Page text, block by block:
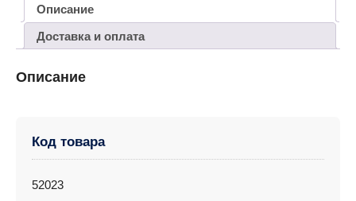
Описание
Доставка и оплата
Описание
Код товара
52023